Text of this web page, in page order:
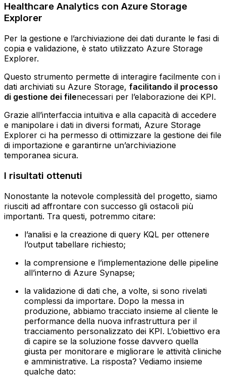
Healthcare Analytics con Azure Storage
Explorer
Per la gestione e l’archiviazione dei dati durante le fasi di
copia e validazione, è stato utilizzato Azure Storage
Explorer.
Questo strumento permette di interagire facilmente con i
dati archiviati su Azure Storage, facilitando il processo
di gestione dei filenecessari per l’elaborazione dei KPI.
Grazie all’interfaccia intuitiva e alla capacità di accedere
e manipolare i dati in diversi formati, Azure Storage
Explorer ci ha permesso di ottimizzare la gestione dei file
di importazione e garantirne un’archiviazione
temporanea sicura.
I risultati ottenuti
Nonostante la notevole complessità del progetto, siamo
riusciti ad affrontare con successo gli ostacoli più
importanti. Tra questi, potremmo citare:
l’analisi e la creazione di query KQL per ottenere
l’output tabellare richiesto;
la comprensione e l’implementazione delle pipeline
all’interno di Azure Synapse;
la validazione di dati che, a volte, si sono rivelati
complessi da importare.‍ Dopo la messa in
produzione, abbiamo tracciato insieme al cliente le
performance della nuova infrastruttura per il
tracciamento personalizzato dei KPI. L’obiettivo era
di capire se la soluzione fosse davvero quella
giusta per monitorare e migliorare le attività cliniche
e amministrative. La risposta? Vediamo insieme
qualche dato: